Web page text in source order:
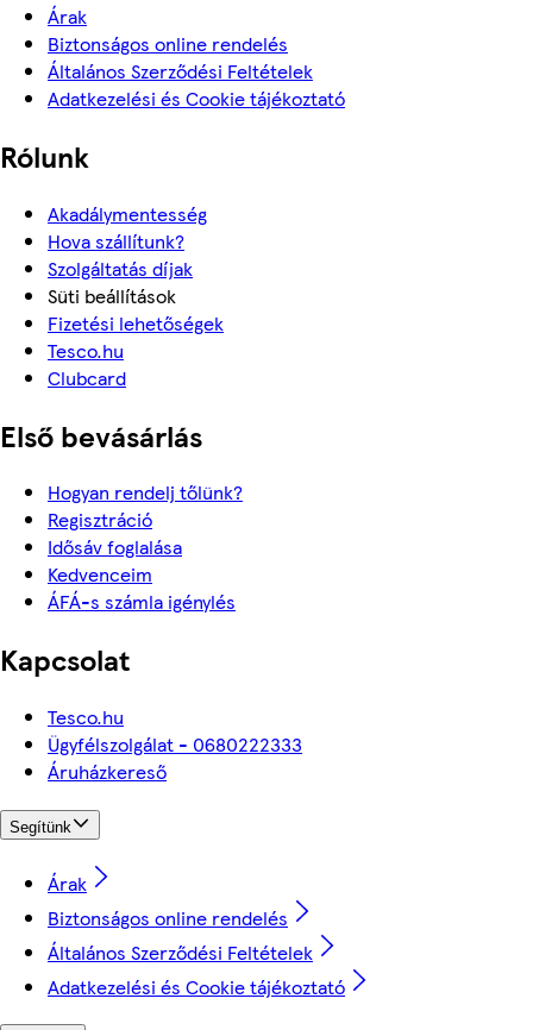
Árak
Biztonságos online rendelés
Általános Szerződési Feltételek
Adatkezelési és Cookie tájékoztató
Rólunk
Akadálymentesség
Hova szállítunk?
Szolgáltatás díjak
Süti beállítások
Fizetési lehetőségek
Tesco.hu
Clubcard
Első bevásárlás
Hogyan rendelj tőlünk?
Regisztráció
Idősáv foglalása
Kedvenceim
ÁFÁ-s számla igénylés
Kapcsolat
Tesco.hu
Ügyfélszolgálat - 0680222333
Áruházkereső
Segítünk
Árak
Biztonságos online rendelés
Általános Szerződési Feltételek
Adatkezelési és Cookie tájékoztató